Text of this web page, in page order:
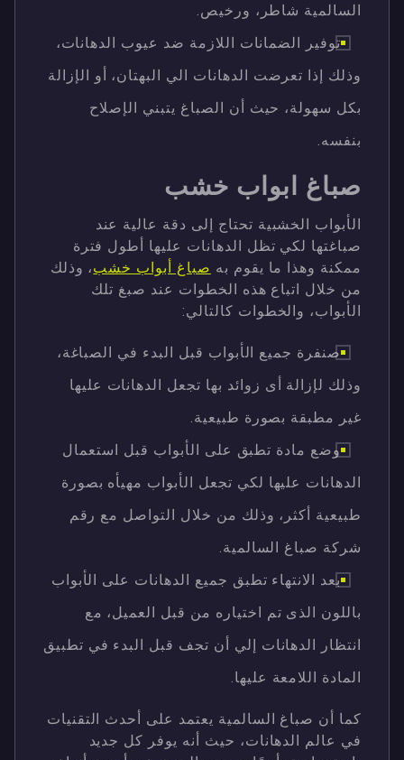
السالمية شاطر، ورخيص.
توفير الضمانات اللازمة ضد عيوب الدهانات،
وذلك إذا تعرضت الدهانات الي البهتان، أو الإزالة
بكل سهولة، حيث أن الصباغ يتبني الإصلاح
بنفسه.
صباغ ابواب خشب
الأبواب الخشبية تحتاج إلى دقة عالية عند
صباغتها لكي تظل الدهانات عليها أطول فترة
ممكنة وهذا ما يقوم به صباغ أبواب خشب، وذلك
من خلال اتباع هذه الخطوات عند صبغ تلك
الأبواب، والخطوات كالتالي:
صنفرة جميع الأبواب قبل البدء في الصباغة،
وذلك لإزالة أى زوائد بها تجعل الدهانات عليها
غير مطبقة بصورة طبيعية.
وضع مادة تطبق على الأبواب قبل استعمال
الدهانات عليها لكي تجعل الأبواب مهيأه بصورة
طبيعية أكثر، وذلك من خلال التواصل مع رقم
شركة صباغ السالمية.
بعد الانتهاء تطبق جميع الدهانات على الأبواب
باللون الذى تم اختياره من قبل العميل، مع
انتظار الدهانات إلي أن تجف قبل البدء في تطبيق
المادة اللامعة عليها.
كما أن صباغ السالمية يعتمد على أحدث التقنيات
في عالم الدهانات، حيث أنه يوفر كل جديد